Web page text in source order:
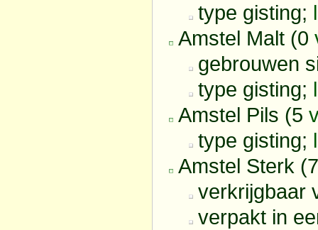
type gisting;
Amstel Malt (0
gebrouwen
type gisting;
Amstel Pils (5
type gisting;
Amstel Sterk
verkrijgbaar
verpakt in